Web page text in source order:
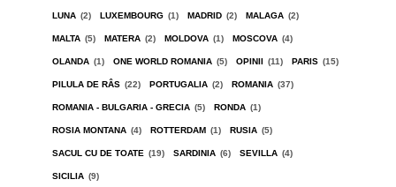
LUNA (2) LUXEMBOURG (1) MADRID (2) MALAGA (2)
MALTA (5) MATERA (2) MOLDOVA (1) MOSCOVA (4)
OLANDA (1) ONE WORLD ROMANIA (5) OPINII (11) PARIS (15)
PILULA DE RÂS (22) PORTUGALIA (2) ROMANIA (37)
ROMANIA - BULGARIA - GRECIA (5) RONDA (1)
ROSIA MONTANA (4) ROTTERDAM (1) RUSIA (5)
SACUL CU DE TOATE (19) SARDINIA (6) SEVILLA (4)
SICILIA (9)